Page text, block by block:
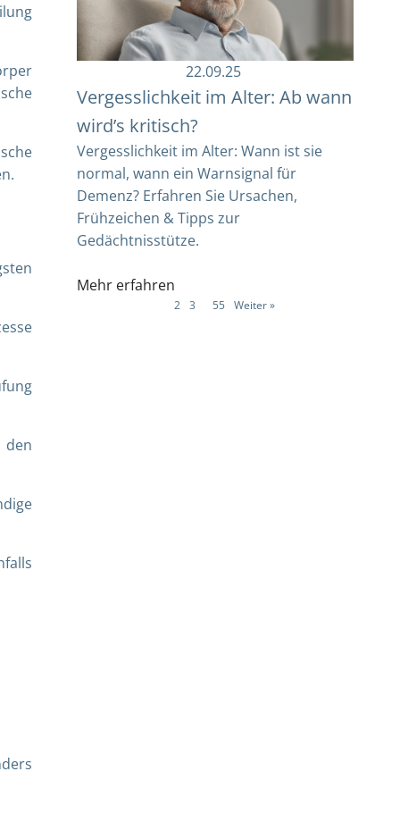
den
22.09.25
Vergesslichkeit im Alter: Ab wann
wird’s kritisch?
Vergesslichkeit im Alter: Wann ist sie
normal, wann ein Warnsignal für
Demenz? Erfahren Sie Ursachen,
Frühzeichen & Tipps zur
Gedächtnisstütze.
Mehr erfahren
2 3 55 Weiter »